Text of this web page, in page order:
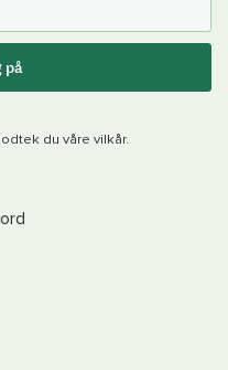
på
du våre vilkår.